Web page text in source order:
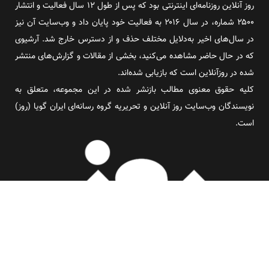
روز آنلاین روزنامه‌ای اینترنتی بود که پس از طول ۱۲ سال فعالیت و انتشار
۲۵۰۰ شماره، در سال ۲۰۱۶ به فعالیت خود پایان داد و وب‌سایت آن نیز
در سال‌های اخیر به‌دلایل مختلف حذف و از دسترس خارج شد. آرشیوی
که در حال حاضر مشاهده می‌کنید، بخشی از مقالات و گزارش‌های منتشر
شده در روزآنلاین است که بازیابی شده‌اند.
کلیه حقوق معنوی مطالب بازنشر شده در این مجموعه، متعلق به
نویسندگان وب‌سایت روز آنلاین و تحریریه گروه رسانه‌ای ایران گویا (روز)
است.